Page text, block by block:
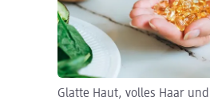
Glatte Haut, volles Haar